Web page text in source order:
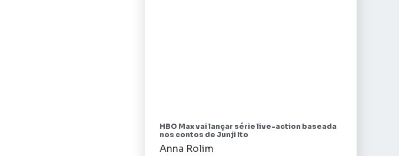
HBO Max vai lançar série live-action baseada
nos contos de Junji Ito
Anna Rolim